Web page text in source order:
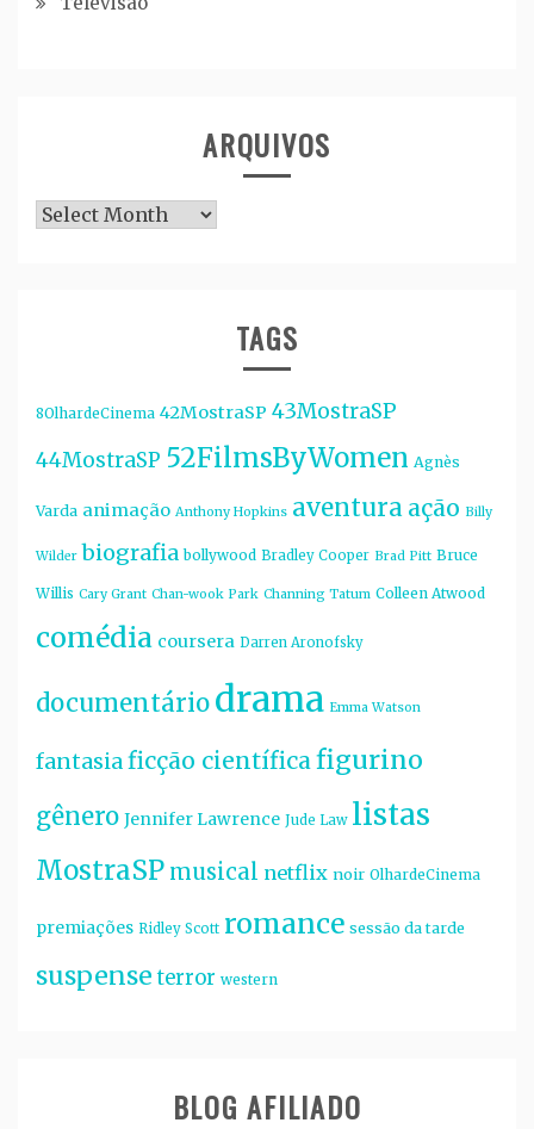
ARQUIVOS
Arquivos
TAGS
8OlhardeCinema 42MostraSP 43MostraSP
44MostraSP 52FilmsByWomen Agnès
Varda animação Anthony Hopkins aventura ação Billy
Wilder biografia bollywood Bradley Cooper Brad Pitt Bruce
Willis Cary Grant Chan-wook Park Channing Tatum Colleen Atwood
comédia coursera Darren Aronofsky
documentáriodrama Emma Watson
fantasiaficção científicafigurino
gênero Jennifer Lawrence Jude Law listas
MostraSP musical netflix noir OlhardeCinema
premiações Ridley Scott romance sessão da tarde
suspense terror western
BLOG AFILIADO